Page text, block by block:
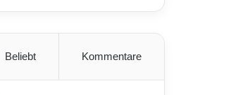
Beliebt Kommentare